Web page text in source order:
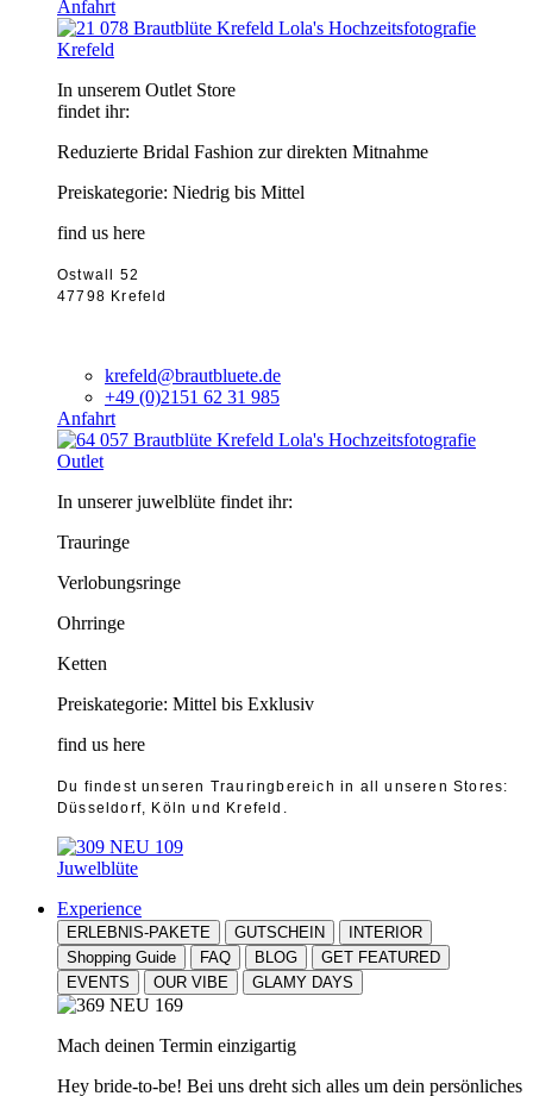
Anfahrt
Krefeld
In unserem Outlet Store
findet ihr:
Reduzierte Bridal Fashion zur direkten Mitnahme
Preiskategorie: Niedrig bis Mittel
find us here
Ostwall 52
47798 Krefeld
krefeld@brautbluete.de
+49 (0)2151 62 31 985
Anfahrt
Outlet
In unserer juwelblüte findet ihr:
Trauringe
Verlobungsringe
Ohrringe
Ketten
Preiskategorie: Mittel bis Exklusiv
find us here
Du findest unseren Trauringbereich in all unseren Stores:
Düsseldorf, Köln und Krefeld.
Juwelblüte
Experience
ERLEBNIS-PAKETE GUTSCHEIN
INTERIOR
Shopping Guide
FAQ BLOG
GET FEATURED
EVENTS
OUR VIBE GLAMY DAYS
Mach deinen Termin einzigartig
Hey bride-to-be! Bei uns dreht sich alles um dein persönliches